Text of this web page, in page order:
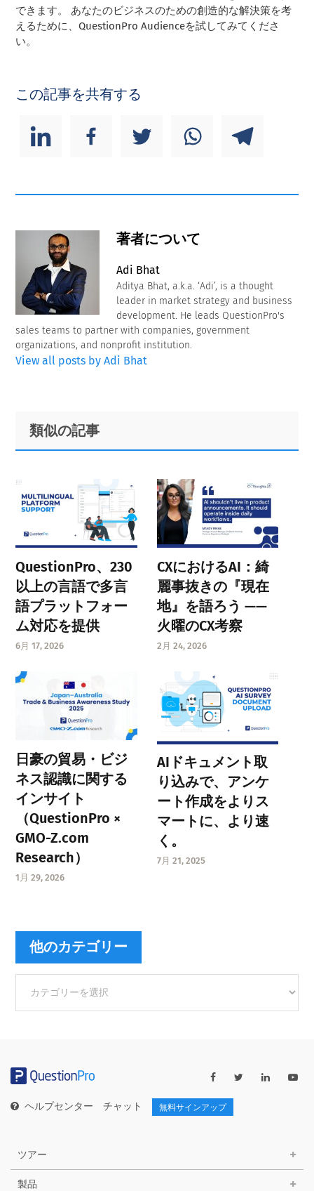
できます。 あなたのビジネスのための創造的な解決策を考
えるために、QuestionPro Audienceを試してみてくださ
い。
この記事を共有する
著者について
Adi Bhat
Aditya Bhat, a.k.a. ‘Adi’, is a thought
leader in market strategy and business
development. He leads QuestionPro's
sales teams to partner with companies, government
organizations, and nonprofit institution.
View all posts by Adi Bhat
Primary
Sidebar
Footer
類似の記事
QuestionPro、230
以上の言語で多言
語プラットフォー
ム対応を提供
6月 17, 2026
CXにおけるAI：綺
麗事抜きの『現在
地』を語ろう ——
火曜のCX考察
2月 24, 2026
日豪の貿易・ビジ
ネス認識に関する
インサイト
（QuestionPro ×
GMO-Z.com
Research）
1月 29, 2026
AIドキュメント取
り込みで、アンケ
ート作成をよりス
マートに、より速
く。
7月 21, 2025
他のカテゴリー
カ
ー
ヘルプセンター チャット 無料サインアップ
ツアー
製品